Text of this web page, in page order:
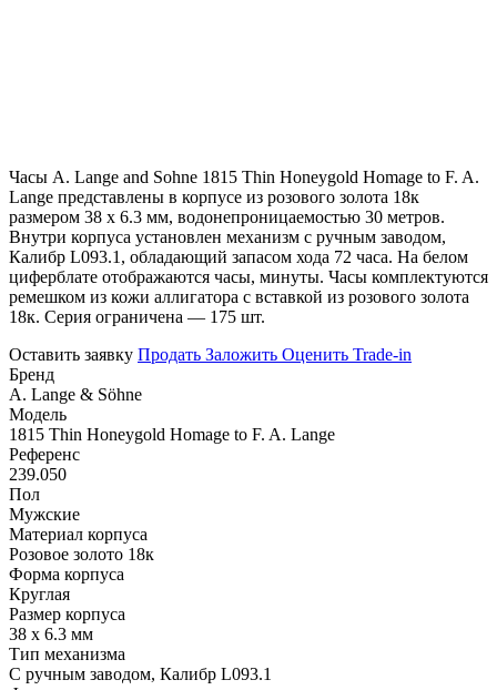
Часы A. Lange and Sohne 1815 Thin Honeygold Homage to F. A.
Lange представлены в корпусе из розового золота 18к
размером 38 х 6.3 мм, водонепроницаемостью 30 метров.
Внутри корпуса установлен механизм с ручным заводом,
Калибр L093.1, обладающий запасом хода 72 часа. На белом
циферблате отображаются часы, минуты. Часы комплектуются
ремешком из кожи аллигатора с вставкой из розового золота
18к. Серия ограничена — 175 шт.
Оставить заявку Продать Заложить Оценить Trade-in
Бренд
A. Lange & Söhne
Модель
1815 Thin Honeygold Homage to F. A. Lange
Референс
239.050
Пол
Мужские
Материал корпуса
Розовое золото 18к
Форма корпуса
Круглая
Размер корпуса
38 х 6.3 мм
Тип механизма
С ручным заводом, Калибр L093.1